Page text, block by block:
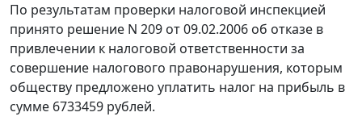
По результатам проверки налоговой инспекцией
принято решение N 209 от 09.02.2006 об отказе в
привлечении к налоговой ответственности за
совершение налогового правонарушения, которым
обществу предложено уплатить налог на прибыль в
сумме 6733459 рублей.